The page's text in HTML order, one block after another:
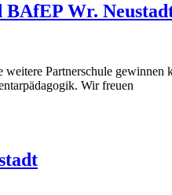
BAfEP Wr.
Partnerschule
Wir freuen